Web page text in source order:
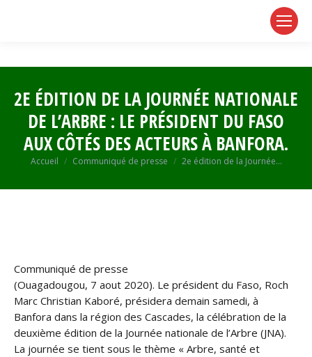
2E ÉDITION DE LA JOURNÉE NATIONALE
DE L’ARBRE : LE PRÉSIDENT DU FASO
AUX CÔTÉS DES ACTEURS À BANFORA.
Vous êtes ici :
Accueil Communiqué de presse 2e édition de la Journée…
Communiqué de presse
(Ouagadougou, 7 aout 2020). Le président du Faso, Roch
Marc Christian Kaboré, présidera demain samedi, à
Banfora dans la région des Cascades, la célébration de la
deuxième édition de la Journée nationale de l’Arbre (JNA).
La journée se tient sous le thème « Arbre, santé et